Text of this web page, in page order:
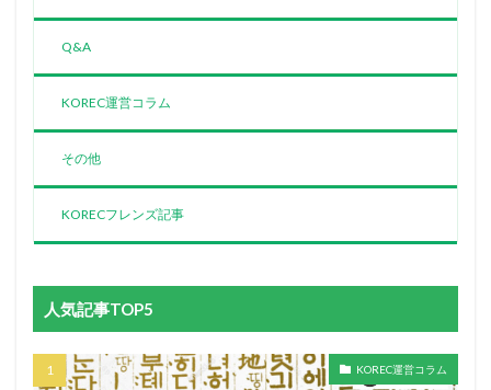
Q&A
KOREC運営コラム
その他
KORECフレンズ記事
人気記事TOP5
KOREC運営コラム